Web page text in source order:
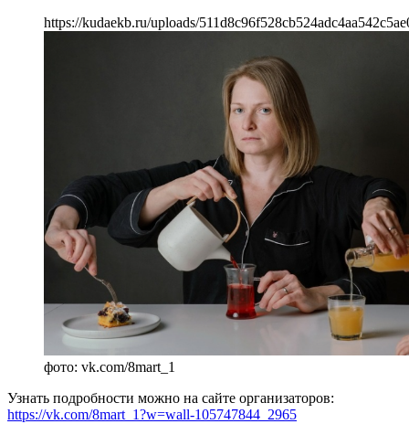
https://kudaekb.ru/uploads/
фото: vk.com/8mart_1
Узнать подробности можно на сайте организаторов:
https://vk.com/8mart_1?w=wall-105747844_2965